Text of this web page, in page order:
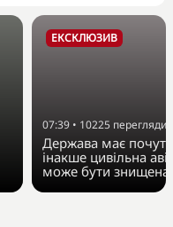
ЕКСКЛЮЗИВ
07:39 • 10225 перегляди
Держава має почути
інакше цивільна
може бути знищена